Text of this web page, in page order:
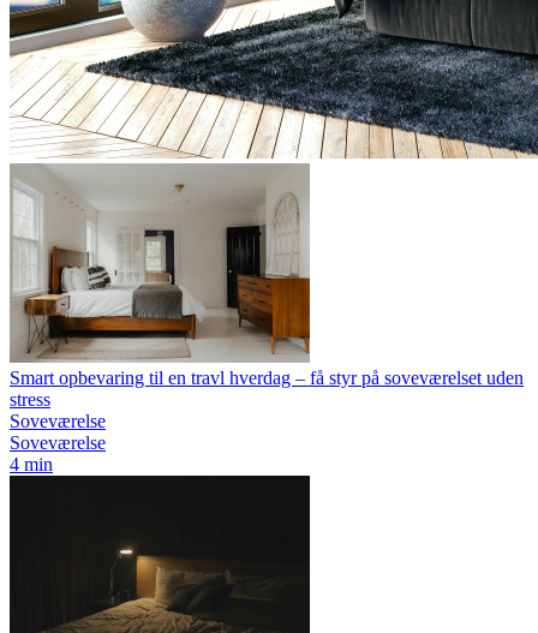
Smart opbevaring til en travl hverdag – få styr på soveværelset uden
stress
Soveværelse
Soveværelse
4 min